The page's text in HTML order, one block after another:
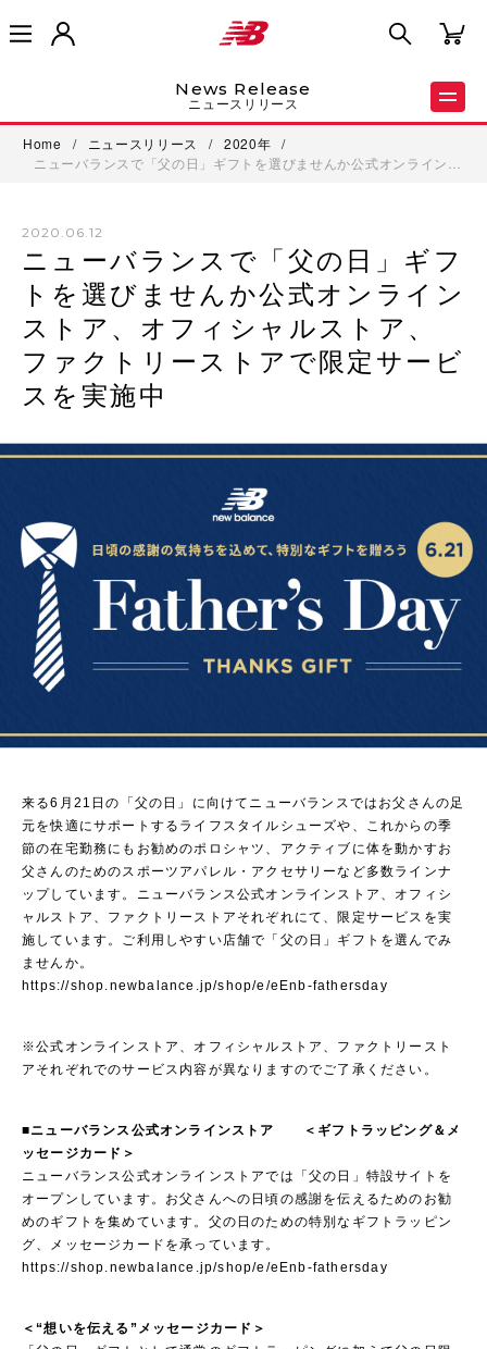
News Release
ニュースリリース
Home / ニュースリリース / 2020年
/
ニューバランスで「父の日」ギフトを選びませんか公式オンライン…
2020.06.12
ニューバランスで「父の日」ギフ
トを選びませんか公式オンライン
ストア、オフィシャルストア、
ファクトリーストアで限定サービ
スを実施中
来る6月21日の「父の日」に向けてニューバランスではお父さんの足
元を快適にサポートするライフスタイルシューズや、これからの季
節の在宅勤務にもお勧めのポロシャツ、アクティブに体を動かすお
父さんのためのスポーツアパレル・アクセサリーなど多数ラインナ
ップしています。ニューバランス公式オンラインストア、オフィシ
ャルストア、ファクトリーストアそれぞれにて、限定サービスを実
施しています。ご利用しやすい店舗で「父の日」ギフトを選んでみ
ませんか。
https://shop.newbalance.jp/shop/e/eEnb-fathersday
※公式オンラインストア、オフィシャルストア、ファクトリースト
アそれぞれでのサービス内容が異なりますのでご了承ください。
■ニューバランス公式オンラインストア ＜ギフトラッピング＆メ
ッセージカード＞
ニューバランス公式オンラインストアでは「父の日」特設サイトを
オープンしています。お父さんへの日頃の感謝を伝えるためのお勧
めのギフトを集めています。父の日のための特別なギフトラッピン
グ、メッセージカードを承っています。
https://shop.newbalance.jp/shop/e/eEnb-fathersday
＜“想いを伝える”メッセージカード＞